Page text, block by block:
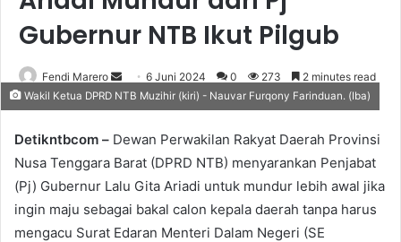
Gubernur NTB Ikut Pilgub
Fendi Marero
Send
an
6 Juni 2024 0 273 2 minutes read
Wakil Ketua DPRD NTB Muzihir (kiri) - Nauvar Furqony Farinduan. (Iba)
Detikntbcom – Dewan Perwakilan Rakyat Daerah Provinsi
Nusa Tenggara Barat (DPRD NTB) menyarankan Penjabat
(Pj) Gubernur Lalu Gita Ariadi untuk mundur lebih awal jika
ingin maju sebagai bakal calon kepala daerah tanpa harus
mengacu Surat Edaran Menteri Dalam Negeri (SE